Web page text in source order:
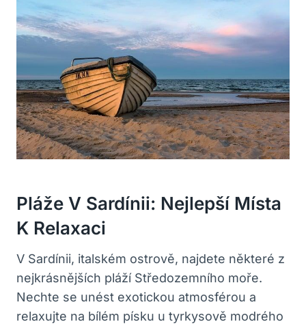
Pláže V Sardínii: Nejlepší Místa
K Relaxaci
V Sardínii, italském ostrově, najdete některé z
nejkrásnějších pláží Středozemního moře.
Nechte se unést exotickou atmosférou a
relaxujte na bílém písku u tyrkysově modrého